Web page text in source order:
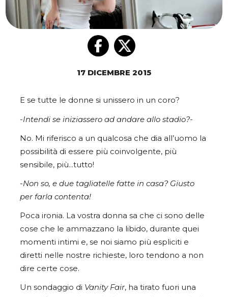
17 DICEMBRE 2015
E se tutte le donne si unissero in un coro?
-Intendi se iniziassero ad andare allo stadio?-
No. Mi riferisco a un qualcosa che dia all’uomo la
possibilità di essere più coinvolgente, più
sensibile, più…tutto!
-Non so, e due tagliatelle fatte in casa? Giusto
per farla contenta!
Poca ironia. La vostra donna sa che ci sono delle
cose che le ammazzano la libido, durante quei
momenti intimi e, se noi siamo più espliciti e
diretti nelle nostre richieste, loro tendono a non
dire certe cose.
Un sondaggio di Vanity Fair, ha tirato fuori una